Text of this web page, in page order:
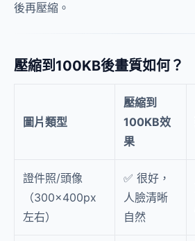
後再壓縮。
壓縮到100KB後畫質如何？
圖片類型
壓縮到
100KB效
果
證件照/頭像
（300×400px
左右）
✅ 很好，
人臉清晰
自然